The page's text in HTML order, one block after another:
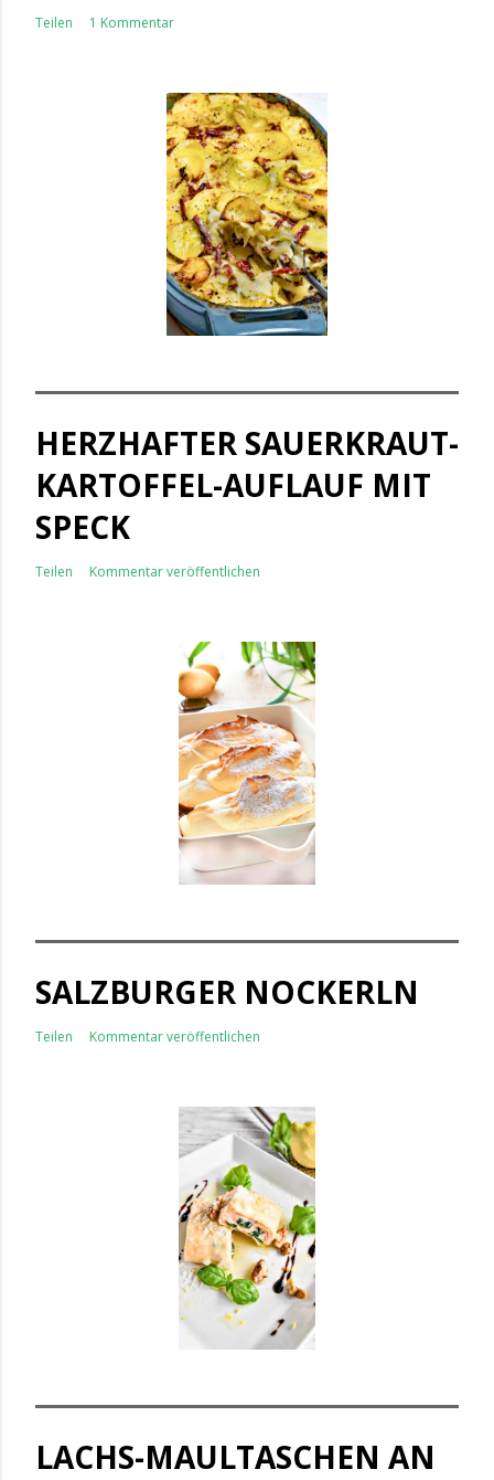
Teilen 1 Kommentar
HERZHAFTER SAUERKRAUT-
KARTOFFEL-AUFLAUF MIT
SPECK
Teilen Kommentar veröffentlichen
SALZBURGER NOCKERLN
Teilen Kommentar veröffentlichen
LACHS-MAULTASCHEN AN